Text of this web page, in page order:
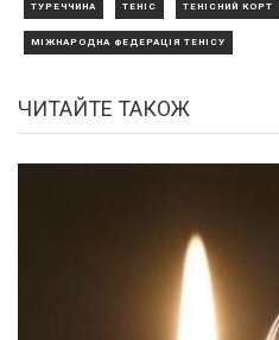
ТУРЕЧЧИНА ТЕНІС ТЕНІСНИЙ КОРТ
МІЖНАРОДНА ФЕДЕРАЦІЯ ТЕНІСУ
ЧИТАЙТЕ ТАКОЖ